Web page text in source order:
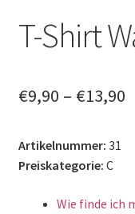
T-Shirt
€9,90 – €13,90
Artikelnummer: 31
Preiskategorie: C
Wie finde ich